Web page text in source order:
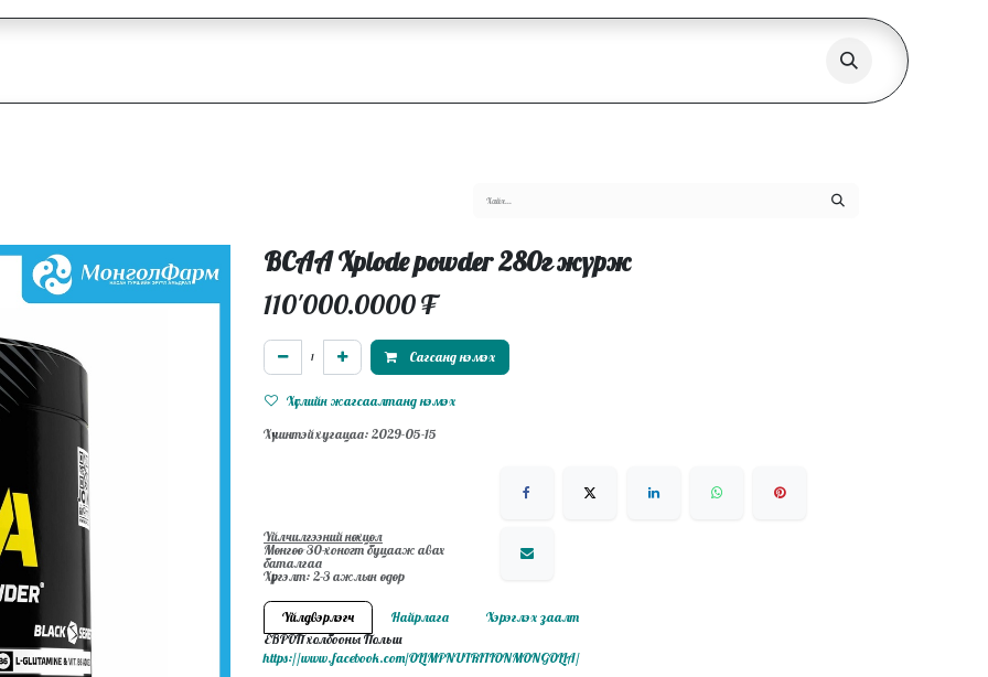
BCAA Xplode powder 280г жүрж
110'000.0000₮
Сагсанд нэмэх
Хүслийн жагсаалтанд нэмэх
Хүчинтэй хугацаа: 2029-05-15
Үйлчилгээний нөхцөл
Мөнгөө 30-хоногт буцааж авах
баталгаа
Хүргэлт: 2-3 ажлын өдөр
Үйлдвэрлэгч Найрлага
Хэрэглэх заалт
ЕВРОП холбооны Польш
https://www.facebook.com/OLIMPNUTRITIONMONGOLIA/